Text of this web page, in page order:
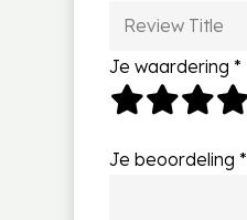
Je waardering*
Je beoordeling*